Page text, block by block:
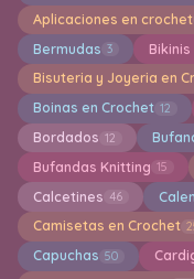
Aplicaciones en crochet
Bermudas 3
Bisuteria y Joyeria en
Boinas en Crochet 12
Bordados 12
Bufandas Knitting 15
Calcetines 46
Camisetas en Crochet
Capuchas 50